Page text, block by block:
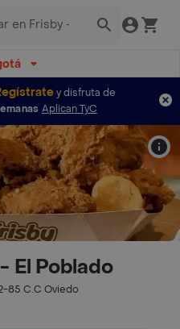
y disfruta de
Aplican TyC
El Poblado
85 C.C Oviedo